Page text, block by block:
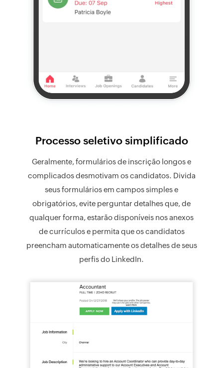
Processo seletivo simplificado
Geralmente, formulários de inscrição longos e
complicados desmotivam os candidatos. Divida
seus formulários em campos simples e
obrigatórios, evite perguntar detalhes que, de
qualquer forma, estarão disponíveis nos anexos
de currículos e permita que os candidatos
preencham automaticamente os detalhes de seus
perfis do LinkedIn.